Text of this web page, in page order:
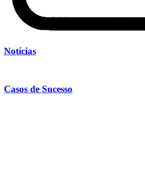
Notícias
Casos de Sucesso